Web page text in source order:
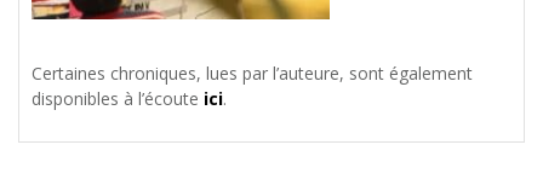
Certaines chroniques, lues par l’auteure, sont également
disponibles à l’écoute ici.